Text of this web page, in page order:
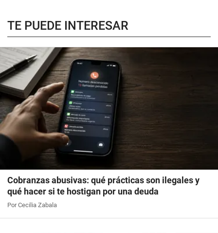
TE PUEDE INTERESAR
Cobranzas abusivas: qué prácticas son ilegales y
qué hacer si te hostigan por una deuda
Por Cecilia Zabala